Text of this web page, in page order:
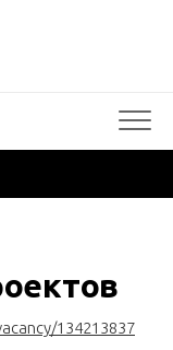
134213837